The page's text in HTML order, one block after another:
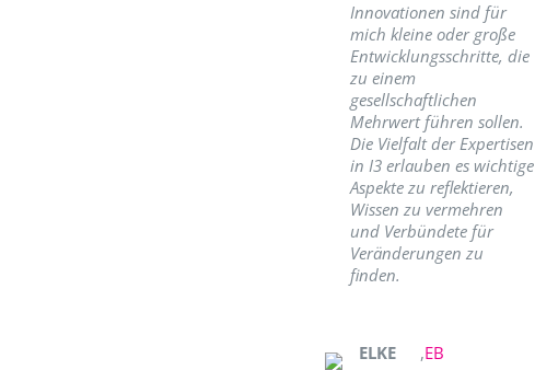
Innovationen sind für
mich kleine oder große
Entwicklungsschritte, die
zu einem
gesellschaftlichen
Mehrwert führen sollen.
Die Vielfalt der Expertisen
in I3 erlauben es wichtige
Aspekte zu reflektieren,
Wissen zu vermehren
und Verbündete für
Veränderungen zu
finden.
ELKE
,EB